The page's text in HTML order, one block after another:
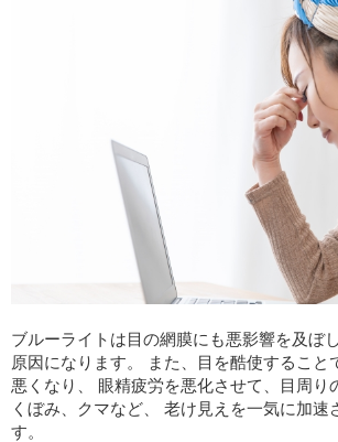
ブルーライトは目の網膜にも悪影響を及ぼ
原因になります。 また、目を酷使すること
悪くなり、 眼精疲労を悪化させて、目周り
くぼみ、クマなど、 老け見えを一気に加速
す。